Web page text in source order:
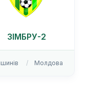
ЗІМБРУ-2
Молдова